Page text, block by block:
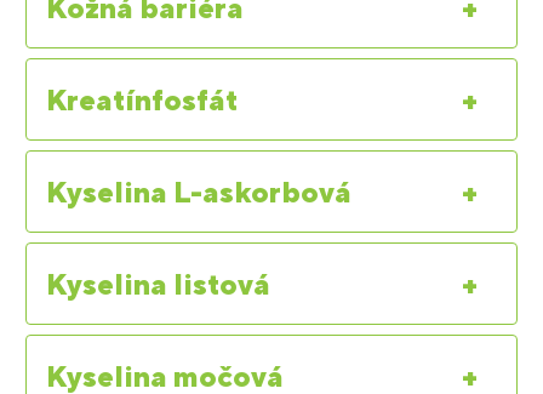
+
Kožná bariéra
+
Kreatínfosfát
+
Kyselina L-askorbová
+
Kyselina listová
+
Kyselina močová